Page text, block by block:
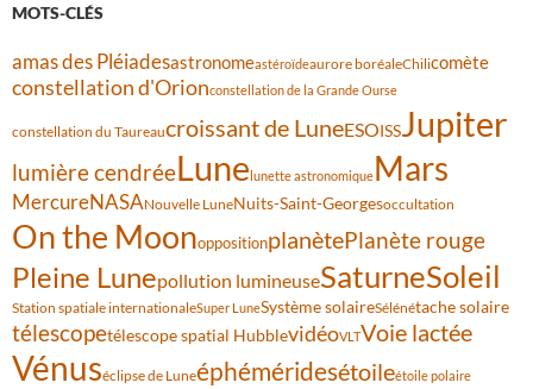
MOTS-CLÉS
amas des Pléiadesastronomeastéroïdeaurore boréaleChilicomète
constellation d'Orionconstellation de la Grande Ourse
constellation du Taureaucroissant de LuneESOISSJupiter
lumière cendréeLunelunette astronomiqueMars
MercureNASANouvelle LuneNuits-Saint-Georgesoccultation
On the MoonoppositionplanètePlanète rouge
Pleine Lunepollution lumineuseSaturneSoleil
Station spatiale internationaleSuper LuneSystème solaireSélénétache solaire
télescopetélescope spatial HubblevidéoVLTVoie lactée
Vénuséclipse de Luneéphéméridesétoileétoile polaire